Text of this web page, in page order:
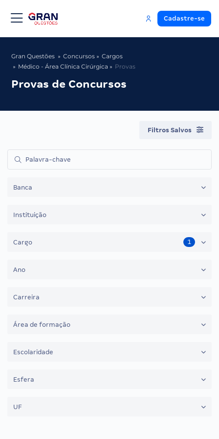
Cadastre-se
Gran Questões Concursos
Cargos
Médico - Área Clínica Cirúrgica
Provas
Provas de Concursos
Filtros Salvos
Banca
Instituição
Cargo 1
Ano
Carreira
Área de formação
Escolaridade
Esfera
UF